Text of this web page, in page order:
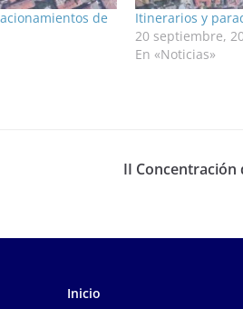
de
Itinerarios y
20 septiembre,
En «Noticias»
II Concentración
Inicio